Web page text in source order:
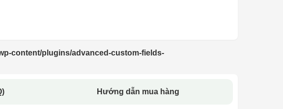
content/plugins/advanced-custom-fields-
Hướng dẫn mua hàng